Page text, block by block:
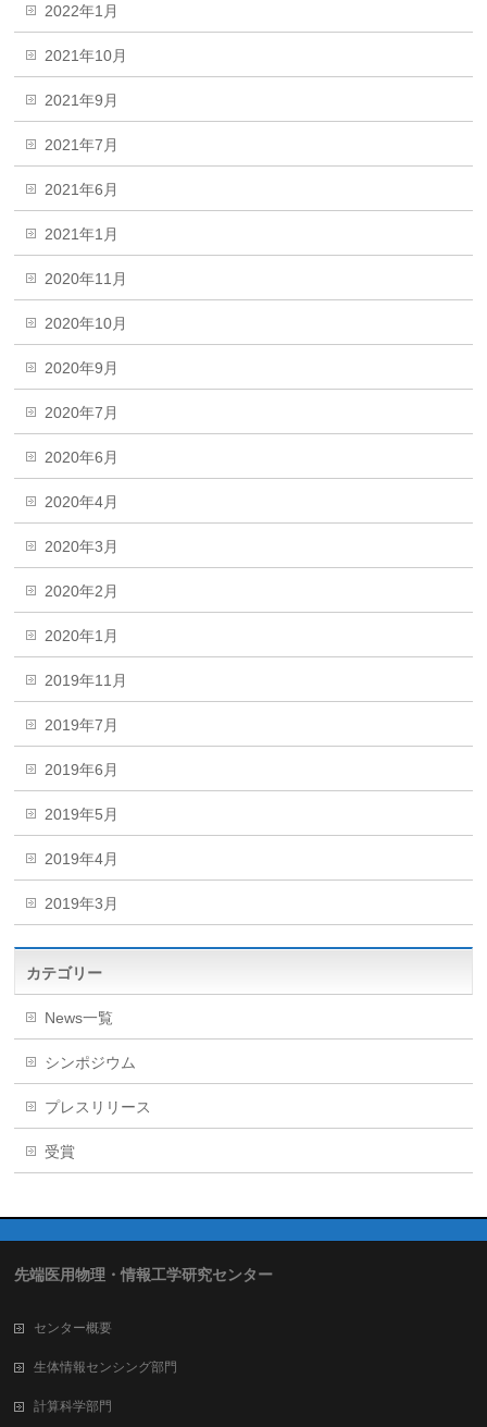
2022年1月
2021年10月
2021年9月
2021年7月
2021年6月
2021年1月
2020年11月
2020年10月
2020年9月
2020年7月
2020年6月
2020年4月
2020年3月
2020年2月
2020年1月
2019年11月
2019年7月
2019年6月
2019年5月
2019年4月
2019年3月
カテゴリー
News一覧
シンポジウム
プレスリリース
受賞
先端医用物理・情報工学研究センター
センター概要
生体情報センシング部門
計算科学部門